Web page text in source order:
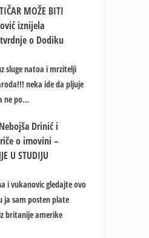
MOŽE BITI
iznijela
o Dodiku
sluge natoa i mrzitelji
neka ide da pljuje
ne po…
Nebojša Drinić i
o imovini –
U STUDIJU
i vukanovic gledajte ovo
ja sam posten plate
britanije amerike